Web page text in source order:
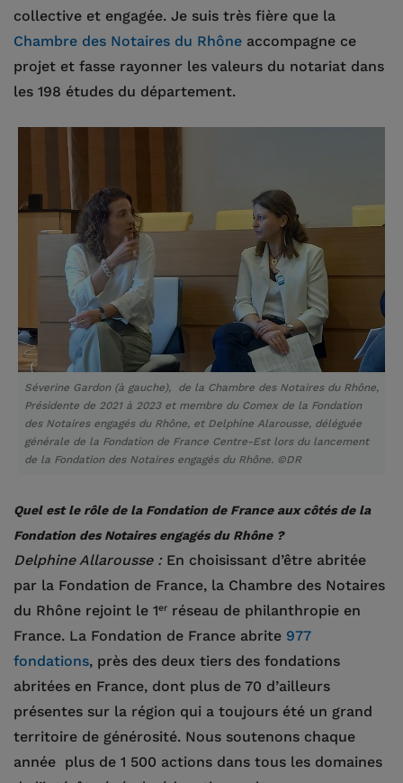
collective et engagée. Je suis très fière que la
Chambre des Notaires du Rhône accompagne ce
projet et fasse rayonner les valeurs du notariat dans
les 198 études du département.
Séverine Gardon (à gauche), de la Chambre des Notaires du Rhône,
Présidente de 2021 à 2023 et membre du Comex de la Fondation
des Notaires engagés du Rhône, et Delphine Alarousse, déléguée
générale de la Fondation de France Centre-Est lors du lancement
de la Fondation des Notaires engagés du Rhône. ©DR
Quel est le rôle de la Fondation de France aux côtés de la
Fondation des Notaires engagés du Rhône ?
Delphine Allarousse :En choisissant d’être abritée
par la Fondation de France, la Chambre des Notaires
du Rhône rejoint le 1er réseau de philanthropie en
France. La Fondation de France abrite 977
fondations, près des deux tiers des fondations
abritées en France, dont plus de 70 d’ailleurs
présentes sur la région qui a toujours été un grand
territoire de générosité. Nous soutenons chaque
année plus de 1 500 actions dans tous les domaines